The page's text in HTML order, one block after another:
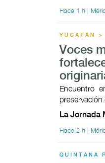
Hace 1 h |
YUCATÁN >
Voces
Encuentro
preservación
La Jornada
Hace 2 h |
QUINTANA